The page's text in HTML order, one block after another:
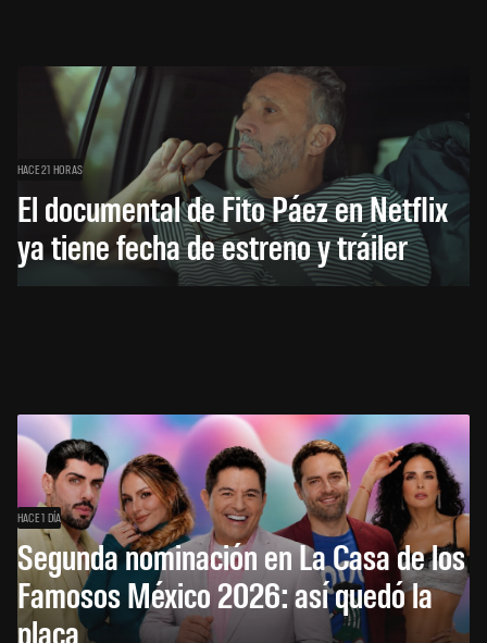
HACE 21 HORAS
El documental de Fito Páez en Netflix
ya tiene fecha de estreno y tráiler
HACE 1 DÍA
Segunda nominación en La Casa de los
Famosos México 2026: así quedó la
placa